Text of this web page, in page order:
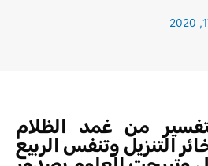
من غمد الظلام
التنزيل وتنفس الربيع